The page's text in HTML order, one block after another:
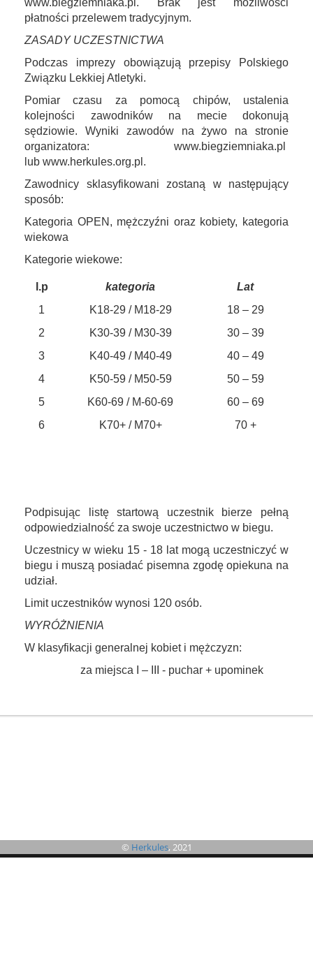
www.biegziemniaka.pl. Brak jest możliwości
płatności przelewem tradycyjnym.
ZASADY UCZESTNICTWA
Podczas imprezy obowiązują przepisy Polskiego
Związku Lekkiej Atletyki.
Pomiar czasu za pomocą chipów, ustalenia
kolejności zawodników na mecie dokonują
sędziowie. Wyniki zawodów na żywo na stronie
organizatora: www.biegziemniaka.pl
lub www.herkules.org.pl.
Zawodnicy sklasyfikowani zostaną w następujący
sposób:
Kategoria OPEN, mężczyźni oraz kobiety, kategoria
wiekowa
Kategorie wiekowe:
l.p kategoria
Lat
1
K18-29 / M18-29
18 – 29
2
K30-39 / M30-39
30 – 39
3
K40-49 / M40-49
40 – 49
4
K50-59 / M50-59
50 – 59
5
K60-69 / M-60-69
60 – 69
6
K70+ / M70+ 70 +
Podpisując listę startową uczestnik bierze pełną
odpowiedzialność za swoje uczestnictwo w biegu.
Uczestnicy w wieku 15 - 18 lat mogą uczestniczyć w
biegu i muszą posiadać pisemna zgodę opiekuna na
udział.
Limit uczestników wynosi 120 osób.
WYRÓŻNIENIA
W klasyfikacji generalnej kobiet i mężczyzn:
za miejsca I – III - puchar + upominek
© Herkules, 2021